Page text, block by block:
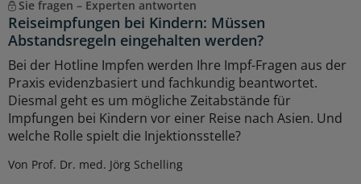
Sie fragen – Experten antworten
Reiseimpfungen bei Kindern: Müssen
Abstandsregeln eingehalten werden?
Bei der Hotline Impfen werden Ihre Impf-Fragen aus der
Praxis evidenzbasiert und fachkundig beantwortet.
Diesmal geht es um mögliche Zeitabstände für
Impfungen bei Kindern vor einer Reise nach Asien. Und
welche Rolle spielt die Injektionsstelle?
Von Prof. Dr. med. Jörg Schelling